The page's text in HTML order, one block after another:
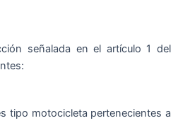
señalada en el artículo 1 del
tipo motocicleta pertenecientes a